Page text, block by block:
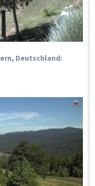
Deutschland: